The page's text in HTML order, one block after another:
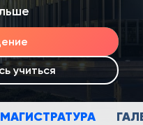
учиться
МАГИСТРАТУРА